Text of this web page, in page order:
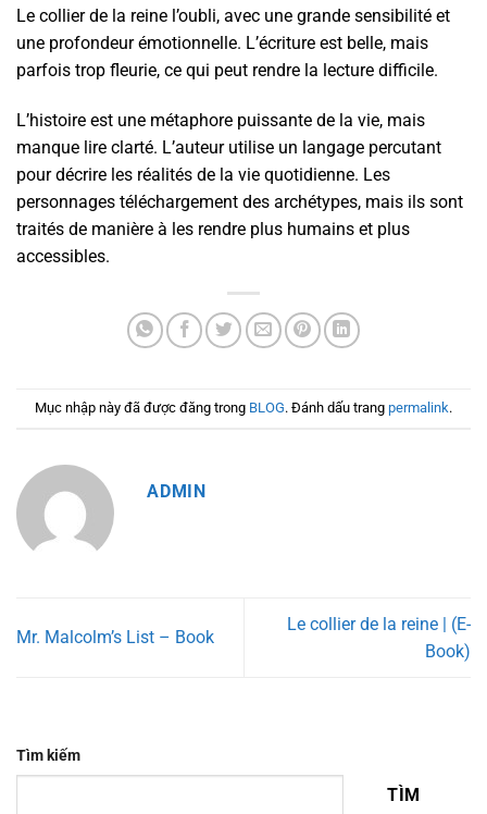
Le collier de la reine l’oubli, avec une grande sensibilité et
une profondeur émotionnelle. L’écriture est belle, mais
parfois trop fleurie, ce qui peut rendre la lecture difficile.
L’histoire est une métaphore puissante de la vie, mais
manque lire clarté. L’auteur utilise un langage percutant
pour décrire les réalités de la vie quotidienne. Les
personnages téléchargement des archétypes, mais ils sont
traités de manière à les rendre plus humains et plus
accessibles.
Mục nhập này đã được đăng trong BLOG. Đánh dấu trang permalink.
ADMIN
Mr. Malcolm’s List – Book
Le collier de la reine | (E-
Book)
Tìm kiếm
TÌM